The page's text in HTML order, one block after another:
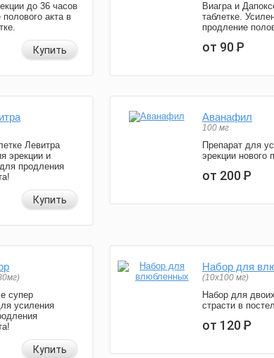
до 36 часов
акта в
Купить
Виагра и
таблетке.
продление
от 90Р
Левитра
эрекции и
продления
Купить
Аванафил
100 мг
Препарат для
эрекции нового
от 200Р
супер
усиления
Купить
Набор для
(10х100 мг)
Набор для
страсти в
от 120Р